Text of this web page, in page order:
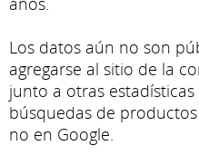
Los datos aún no son
agregarse al sitio de la
junto a otras
búsquedas de
no en Google.